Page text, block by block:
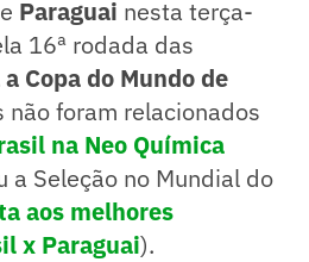
e Paraguai nesta terça-
16ª rodada das
Copa do Mundo de
não foram relacionados
na Neo Química
a Seleção no Mundial do
aos melhores
x Paraguai).